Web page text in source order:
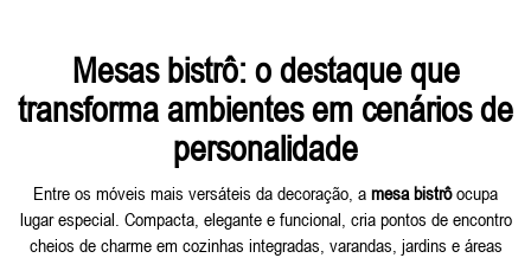
Mesas bistrô: o destaque que
transforma ambientes em cenários de
personalidade
Entre os móveis mais versáteis da decoração, a mesa bistrôocupa
lugar especial. Compacta, elegante e funcional, cria pontos de encontro
cheios de charme em cozinhas integradas, varandas, jardins e áreas